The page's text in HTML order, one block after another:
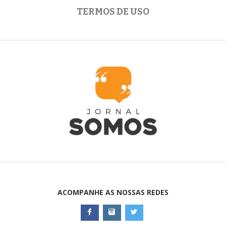
TERMOS DE USO
ACOMPANHE AS NOSSAS REDES